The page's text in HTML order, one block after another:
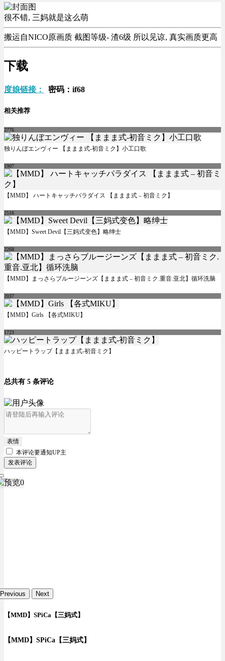
很不错, 三妈就是这么萌
搬运自NICO原画质 截图等级- 渣6级 所以见谅, 真实画质更高
下载
度娘链接： 密码：if68
相关推荐
2776
独りんぼエンヴィー 【ままま式-初音ミク】小工口歌
1907
【MMD】 ハートキャッチパラダイス 【ままま式 – 初音ミク】
2516
【MMD】Sweet Devil【三妈式变色】略绅士
2268
【MMD】まっさらブルージーンズ【ままま式 – 初音ミク.重音.亚北】循环洗脑
2037
【MMD】Girls 【各式MIKU】
1723
ハッピートラップ【ままま式-初音ミク】
总共有 5 条评论
表情
本评论要通知UP主
发表评论
Previous Next
【MMD】SPiCa【三妈式】
【MMD】SPiCa【三妈式】